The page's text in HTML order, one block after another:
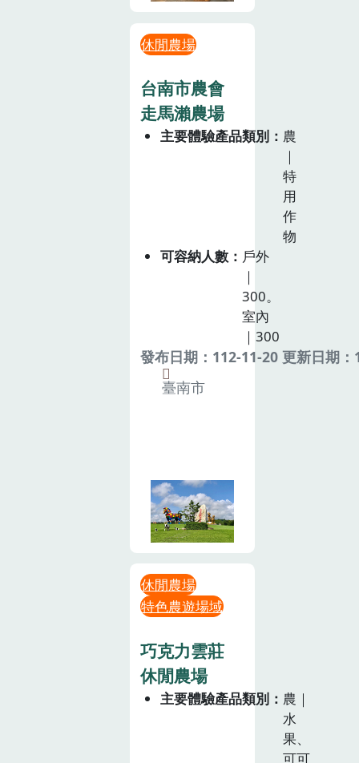
休閒農場
台南市農會
走馬瀨農場
主要體驗產品類別
農
｜
特
用
作
物
可容納人數
戶外
｜
300。
室內
｜300
發布日期：112-11-20 更新日期
臺南市
休閒農場
特色農遊場域
巧克力雲莊
休閒農場
主要體驗產品類別
農｜
水
果、
可可